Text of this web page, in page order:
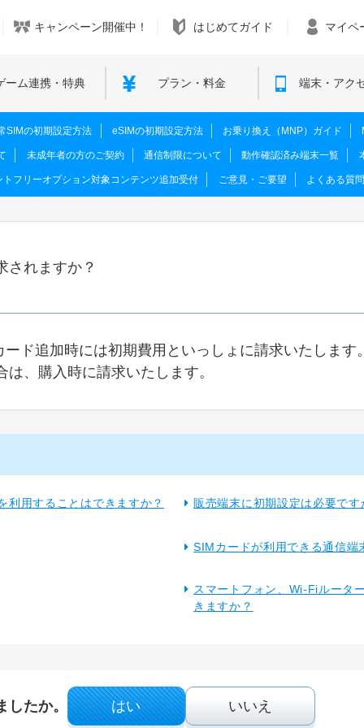
キャンペーン開催中！ はじめてガイド マイペ
ーム連携・特典 プラン・料金 端末・アク
SIMの初期設定方法 eSIMの初期設定方法 お乗り換え（MNP）ガイド
未成年者の方のご契約 通信制限について 動作確認済み端末一覧
トフリーオプション対象コンテンツ追加受付 ご意見・ご要望 よくある質問
されますか？
ード追加時には初期費用といっしょに請求いたします
は、購入時に請求いたします。
利用することはできますか？ 販売端末に初期設定は必要です
SIMカードが利用できる通信端
スマートフォン、Wi-Fiルータ
きますか？
たか。 はい いいえ